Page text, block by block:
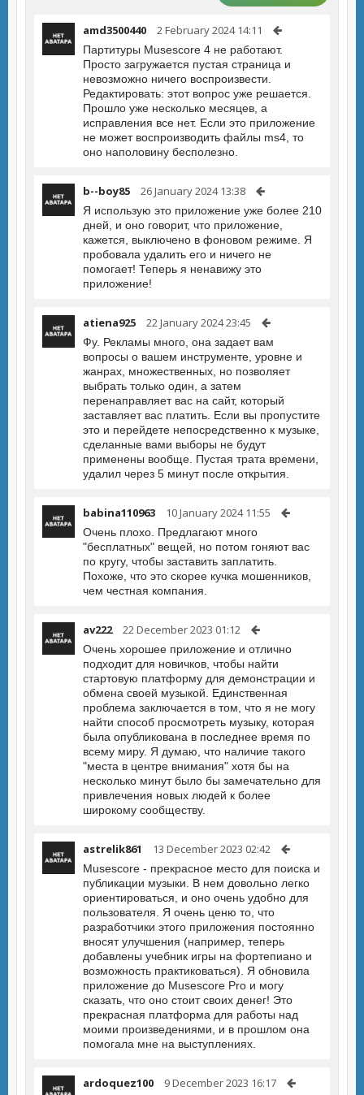
amd3500440 2 February 2024 14:11
Партитуры Musescore 4 не работают.
Просто загружается пустая страница и
невозможно ничего воспроизвести.
Редактировать: этот вопрос уже решается.
Прошло уже несколько месяцев, а
исправления все нет. Если это приложение
не может воспроизводить файлы ms4, то
оно наполовину бесполезно.
b--boy85 26 January 2024 13:38
Я использую это приложение уже более 210
дней, и оно говорит, что приложение,
кажется, выключено в фоновом режиме. Я
пробовала удалить его и ничего не
помогает! Теперь я ненавижу это
приложение!
atiena925 22 January 2024 23:45
Фу. Рекламы много, она задает вам
вопросы о вашем инструменте, уровне и
жанрах, множественных, но позволяет
выбрать только один, а затем
перенаправляет вас на сайт, который
заставляет вас платить. Если вы пропустите
это и перейдете непосредственно к музыке,
сделанные вами выборы не будут
применены вообще. Пустая трата времени,
удалил через 5 минут после открытия.
babina110963 10 January 2024 11:55
Очень плохо. Предлагают много
"бесплатных" вещей, но потом гоняют вас
по кругу, чтобы заставить заплатить.
Похоже, что это скорее кучка мошенников,
чем честная компания.
av222 22 December 2023 01:12
Очень хорошее приложение и отлично
подходит для новичков, чтобы найти
стартовую платформу для демонстрации и
обмена своей музыкой. Единственная
проблема заключается в том, что я не могу
найти способ просмотреть музыку, которая
была опубликована в последнее время по
всему миру. Я думаю, что наличие такого
"места в центре внимания" хотя бы на
несколько минут было бы замечательно для
привлечения новых людей к более
широкому сообществу.
astrelik861 13 December 2023 02:42
Musescore - прекрасное место для поиска и
публикации музыки. В нем довольно легко
ориентироваться, и оно очень удобно для
пользователя. Я очень ценю то, что
разработчики этого приложения постоянно
вносят улучшения (например, теперь
добавлены учебник игры на фортепиано и
возможность практиковаться). Я обновила
приложение до Musescore Pro и могу
сказать, что оно стоит своих денег! Это
прекрасная платформа для работы над
моими произведениями, и в прошлом она
помогала мне на выступлениях.
ardoquez100 9 December 2023 16:17